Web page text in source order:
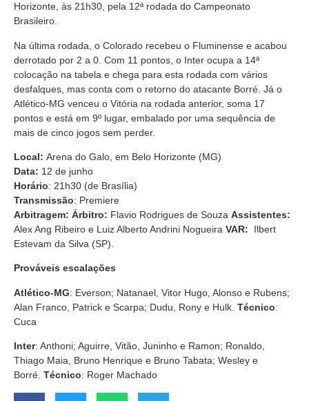
Horizonte, às 21h30, pela 12ª rodada do Campeonato
Brasileiro.
Na última rodada, o Colorado recebeu o Fluminense e acabou
derrotado por 2 a 0. Com 11 pontos, o Inter ocupa a 14ª
colocação na tabela e chega para esta rodada com vários
desfalques, mas conta com o retorno do atacante Borré. Já o
Atlético-MG venceu o Vitória na rodada anterior, soma 17
pontos e está em 9º lugar, embalado por uma sequência de
mais de cinco jogos sem perder.
Local: Arena do Galo, em Belo Horizonte (MG)
Data: 12 de junho
Horário: 21h30 (de Brasília)
Transmissão: Premiere
Arbitragem: Árbitro: Flavio Rodrigues de Souza Assistentes:
Alex Ang Ribeiro e Luiz Alberto Andrini Nogueira VAR: Ilbert
Estevam da Silva (SP).
Prováveis escalações
Atlético-MG: Everson; Natanael, Vitor Hugo, Alonso e Rubens;
Alan Franco, Patrick e Scarpa; Dudu, Rony e Hulk. Técnico:
Cuca
Inter: Anthoni; Aguirre, Vitão, Juninho e Ramon; Ronaldo,
Thiago Maia, Bruno Henrique e Bruno Tabata; Wesley e
Borré. Técnico: Roger Machado